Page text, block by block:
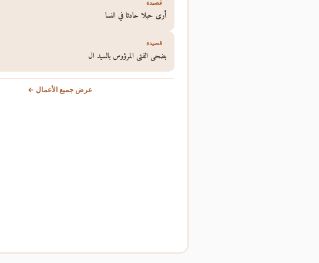
قصيدة
أرى حبلا حادثا في النسا
قصيدة
يضحي الفتى المرؤوس بالسيد ال
عرض جميع الأعمال ←